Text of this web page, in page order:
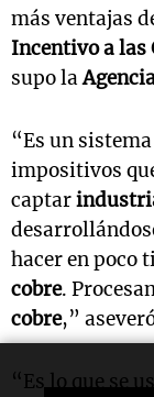
más ventajas
Incentivo a las
supo la
“Es un
impositivos
captar
hacer en poco
cobre.
cobre,”
“Es lo que se